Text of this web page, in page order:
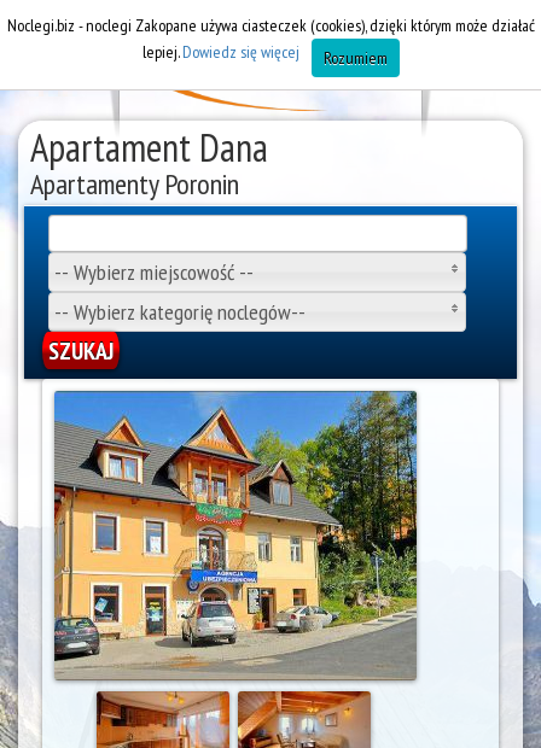
Apartament Dana
Apartamenty Poronin
-- Wybierz miejscowość --
-- Wybierz kategorię noclegów--
Noclegi.biz - noclegi Zakopane używa ciasteczek (cookies), dzięki którym może działać
lepiej.Dowiedz się więcej Rozumiem